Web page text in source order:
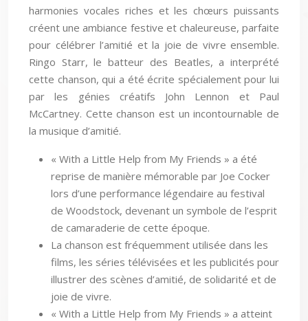
harmonies vocales riches et les chœurs puissants
créent une ambiance festive et chaleureuse, parfaite
pour célébrer l’amitié et la joie de vivre ensemble.
Ringo Starr, le batteur des Beatles, a interprété
cette chanson, qui a été écrite spécialement pour lui
par les génies créatifs John Lennon et Paul
McCartney. Cette chanson est un incontournable de
la musique d’amitié.
« With a Little Help from My Friends » a été
reprise de manière mémorable par Joe Cocker
lors d’une performance légendaire au festival
de Woodstock, devenant un symbole de l’esprit
de camaraderie de cette époque.
La chanson est fréquemment utilisée dans les
films, les séries télévisées et les publicités pour
illustrer des scènes d’amitié, de solidarité et de
joie de vivre.
« With a Little Help from My Friends » a atteint